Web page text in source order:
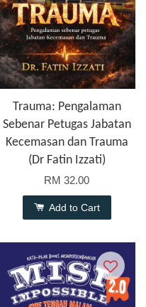
Trauma: Pengalaman
Sebenar Petugas Jabatan
Kecemasan dan Trauma
(Dr Fatin Izzati)
RM 32.00
Add to Cart